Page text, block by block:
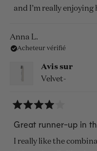
and I’m really enjoying
Anna L.
Acheteur vérifié
Avis sur
Velvet-
4
sur
5
étoiles
Great runner-up in
I really like the